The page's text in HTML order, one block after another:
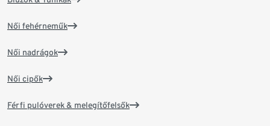
Női fehérneműk
Női nadrágok
Női cipők
Férfi pulóverek & melegítőfelsők